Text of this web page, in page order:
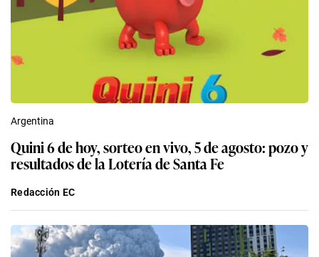
Argentina
Quini 6 de hoy, sorteo en vivo, 5 de agosto: pozo y
resultados de la Lotería de Santa Fe
Redacción EC